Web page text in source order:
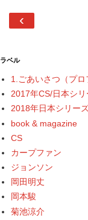
‹
ラベル
1.ごあいさつ（プロ
2017年CS/日本シリ
2018年日本シリー
book & magazine
CS
カープファン
ジョンソン
岡田明丈
岡本駿
菊池涼介